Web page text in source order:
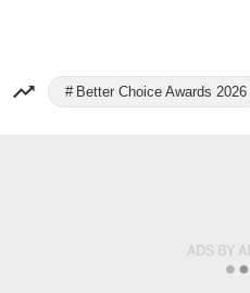
Better Choice Awards 2026